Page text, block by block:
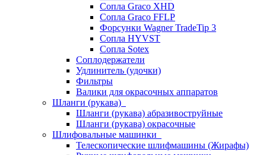
Сопла Graco XHD
Сопла Graco FFLP
Форсунки Wagner TradeTip 3
Сопла HYVST
Сопла Sotex
Соплодержатели
Удлинитель (удочки)
Фильтры
Валики для окрасочных аппаратов
Шланги (рукава)
Шланги (рукава) абразивоструйные
Шланги (рукава) окрасочные
Шлифовальные машинки
Телескопические шлифмашины (Жирафы)